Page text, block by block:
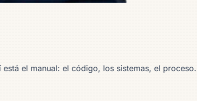
el manual: el código, los sistemas, el